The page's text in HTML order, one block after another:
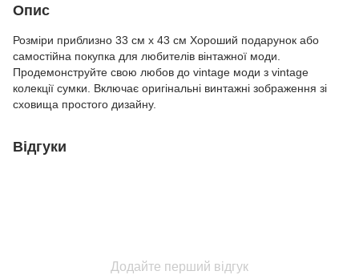
Опис
Розміри приблизно 33 см х 43 см Хороший подарунок або
самостійна покупка для любителів вінтажної моди.
Продемонструйте свою любов до vintage моди з vintage
колекції сумки. Включає оригінальні винтажні зображення зі
сховища простого дизайну.
Відгуки
Додайте перший відгук